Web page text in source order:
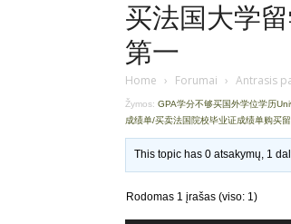
买法国大学
第一
Home › Forumai › Antrasis
Žymos: GPA学分不够买国外学位学历
成绩单/买卖法国院校毕业证成绩单购买
This topic has 0 atsakymų, 1
Rodomas 1 įrašas (viso: 1)